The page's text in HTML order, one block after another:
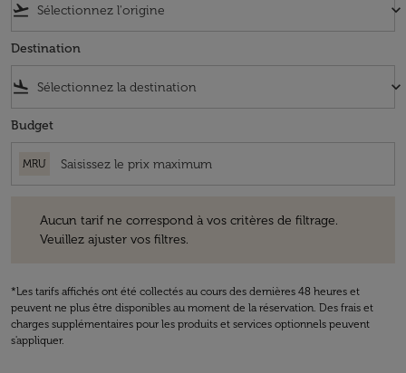
flight_takeoff keyboard_arrow_down
Destination
flight_land keyboard_arrow_down
Budget
MRU
Aucun tarif ne correspond à vos critères de filtrage.
Veuillez ajuster vos filtres.
*Les tarifs affichés ont été collectés au cours des dernières 48 heures et
peuvent ne plus être disponibles au moment de la réservation. Des frais et
charges supplémentaires pour les produits et services optionnels peuvent
s'appliquer.